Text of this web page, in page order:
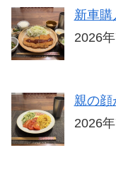
新車
2026
親の顔
2026